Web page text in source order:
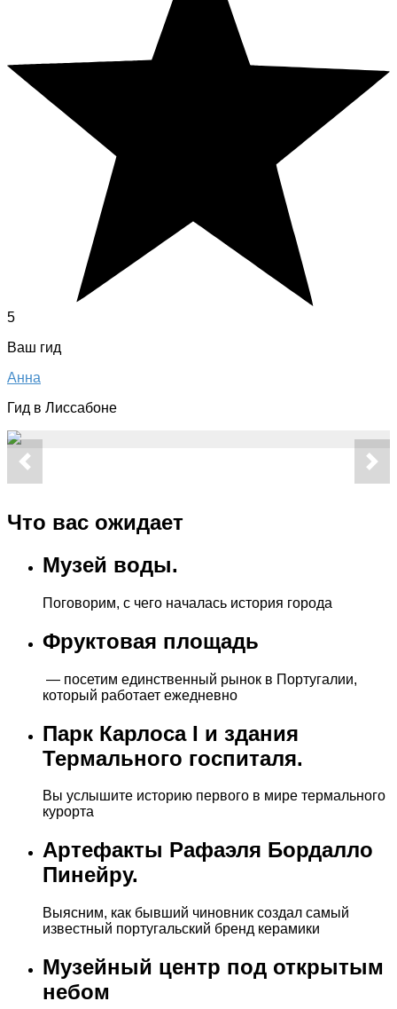
5
Ваш гид
Анна
Гид в Лиссабоне
Что вас ожидает
Музей воды.
Поговорим, с чего началась история города
Фруктовая площадь
— посетим единственный рынок в Португалии,
который работает ежедневно
Парк Карлоса I и здания
Термального госпиталя.
Вы услышите историю первого в мире термального
курорта
Артефакты Рафаэля Бордалло
Пинейру.
Выясним, как бывший чиновник создал самый
известный португальский бренд керамики
Музейный центр под открытым
небом